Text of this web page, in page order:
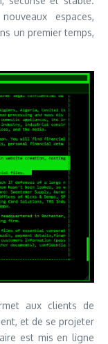
espaces,
un premier temps,
aux clients de
et de se projeter
est mis en ligne